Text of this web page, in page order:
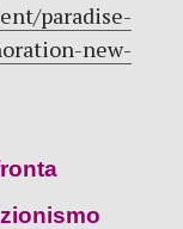
paradise-
new-